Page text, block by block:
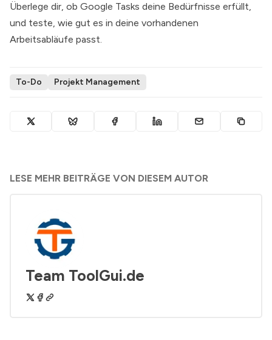
Überlege dir, ob Google Tasks deine Bedürfnisse erfüllt,
und teste, wie gut es in deine vorhandenen
Arbeitsabläufe passt.
To-Do Projekt Management
LESE MEHR BEITRÄGE VON DIESEM AUTOR
Team ToolGui.de